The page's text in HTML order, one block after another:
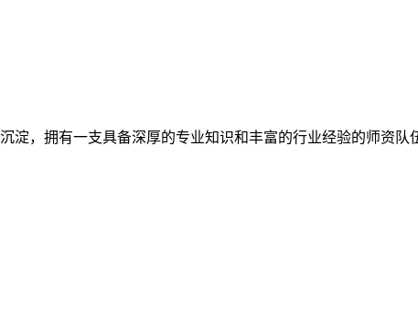
淀，拥有一支具备深厚的专业知识和丰富的行业经验的师资队